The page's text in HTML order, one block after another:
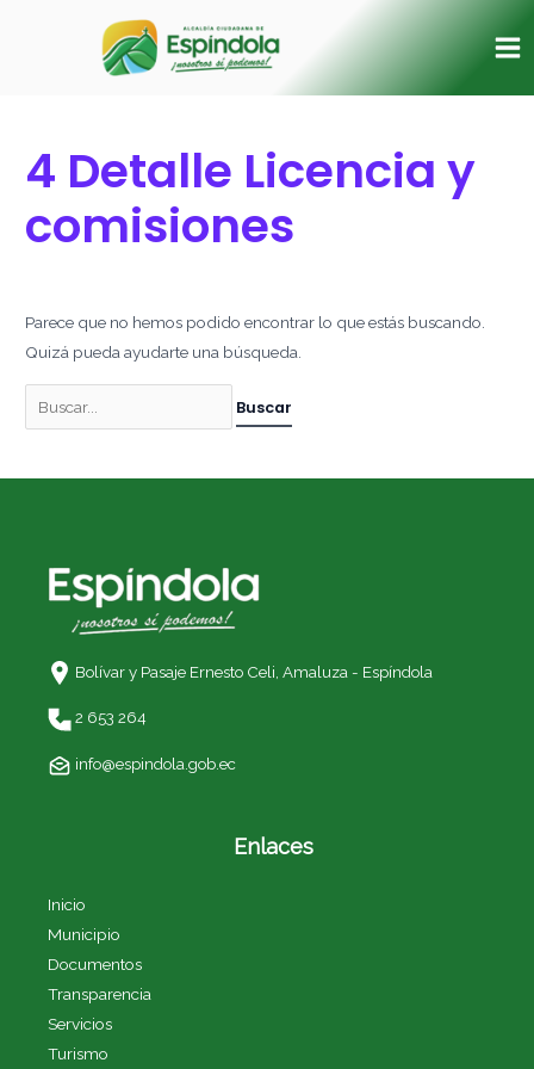
4 Detalle Licencia y
comisiones
Parece que no hemos podido encontrar lo que estás buscando.
Quizá pueda ayudarte una búsqueda.
Bolívar y Pasaje Ernesto Celi, Amaluza - Espíndola
2 653 264
info@espindola.gob.ec
Enlaces
Inicio
Municipio
Documentos
Transparencia
Servicios
Turismo